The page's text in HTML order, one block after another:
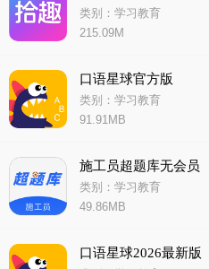
类别：学习教育
215.09M
口语星球官方版
类别：学习教育
91.91MB
施工员超题库无会员
类别：学习教育
49.86MB
口语星球2026最新版